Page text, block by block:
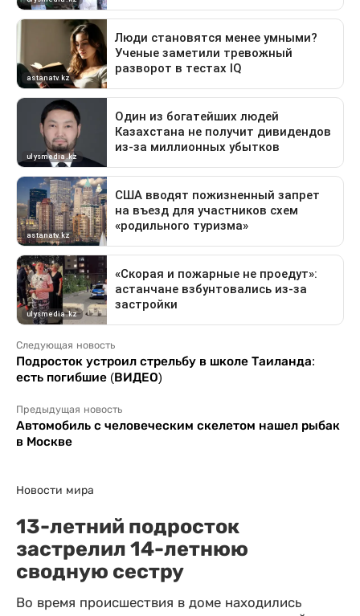
Следующая новость
Подросток устроил стрельбу в школе Таиланда:
есть погибшие (ВИДЕО)
Предыдущая новость
Автомобиль с человеческим скелетом нашел рыбак
в Москве
Новости мира
13-летний подросток
застрелил 14-летнюю
сводную сестру
Во время происшествия в доме находились